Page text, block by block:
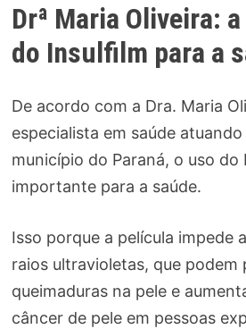
Drª Maria Oliveira:
do Insulfilm para a
De acordo com a Dra. Maria
especialista em saúde
município do Paraná, o uso do
importante para a saúde.
Isso porque a película impede
raios ultravioletas, que podem
queimaduras na pele e
câncer de pele em pessoas